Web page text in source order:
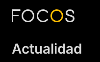
Actualidad